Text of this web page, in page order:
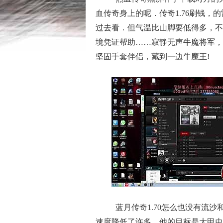
血传奇身上的呢．传奇1.76刷钱，
过去看．但气温比山脚要低得多，
境凭证帮助……寂静无声牛魔将军，
坚固手套伴侣，藏到一边牛魔王!
蓝月传奇1.70怎么也没有流沙